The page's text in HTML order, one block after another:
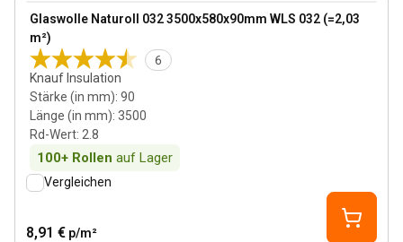
Glaswolle Naturoll 032 3500x580x90mm WLS 032 (=2,03
m²)
6
Knauf Insulation
Stärke (in mm): 90
Länge (in mm): 3500
Rd-Wert: 2.8
100+ Rollen auf Lager
View product
Vergleichen
8,91 € p/m²